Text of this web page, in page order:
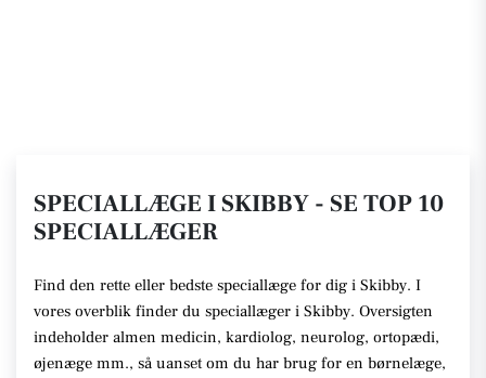
SPECIALLÆGE I SKIBBY - SE TOP 10
SPECIALLÆGER
Find den rette eller bedste speciallæge for dig i Skibby. I
vores overblik finder du speciallæger i Skibby. Oversigten
indeholder almen medicin, kardiolog, neurolog, ortopædi,
øjenæge mm., så uanset om du har brug for en børnelæge,